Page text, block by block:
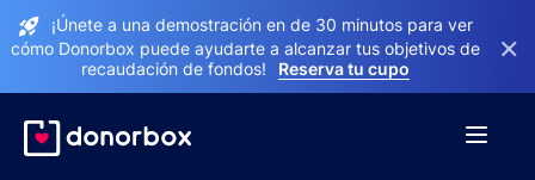
¡Únete a una demostración en de 30 minutos para ver
cómo Donorbox puede ayudarte a alcanzar tus objetivos de
recaudación de fondos!
Reserva tu cupo
×